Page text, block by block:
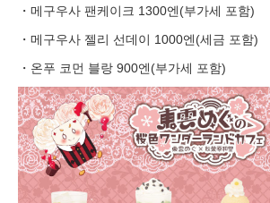
・메구우사 팬케이크 1300엔(부가세 포함)
・메구우사 젤리 선데이 1000엔(세금 포함)
・온푸 코먼 블랑 900엔(부가세 포함)